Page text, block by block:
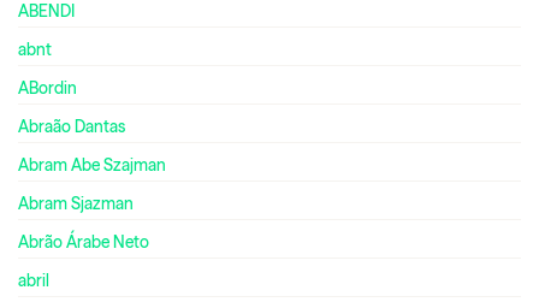
ABENDI
abnt
ABordin
Abraão Dantas
Abram Abe Szajman
Abram Sjazman
Abrão Árabe Neto
abril